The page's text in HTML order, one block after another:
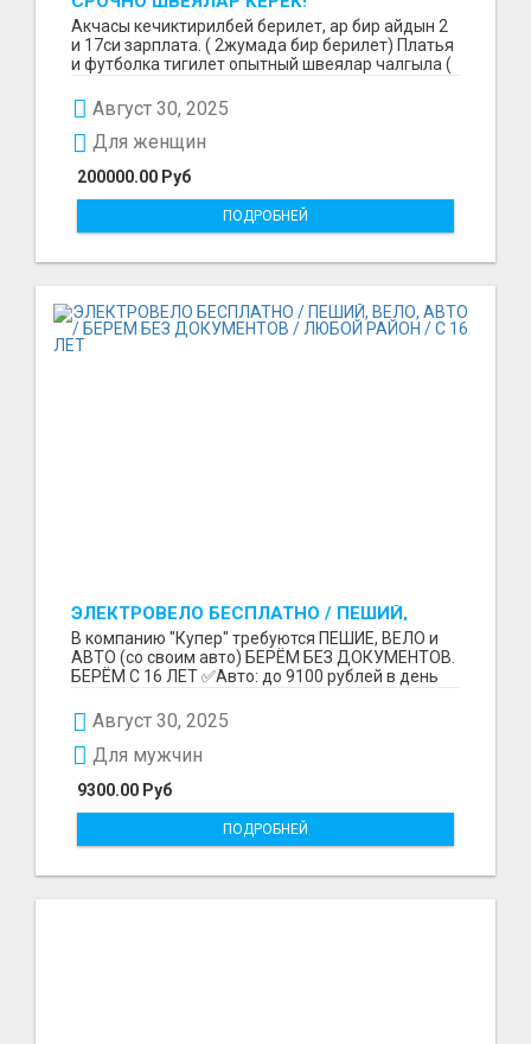
Акчасы кечиктирилбей берилет, ар бир айдын 2
и 17си зарплата. ( 2жумада бир берилет) Платья
и футболка тигилет опытный швеялар чалгыла (
Август 30, 2025
200000.00 Руб
Для женщин
ПОДРОБНЕЙ
ЭЛЕКТРОВЕЛО БЕСПЛАТНО / ПЕШИЙ,
ВЕЛО, АВТО / БЕРЕМ БЕЗ ДОКУМЕНТОВ /
ЛЮБОЙ РАЙОН / С 16 ЛЕТ
В компанию "Купер" требуются ПЕШИЕ, ВЕЛО и
АВТО (со своим авто) БЕРЁМ БЕЗ ДОКУМЕНТОВ.
БЕРЁМ С 16 ЛЕТ ✅Авто: до 9100 рублей в день
Август 30, 2025
9300.00 Руб
Для мужчин
ПОДРОБНЕЙ